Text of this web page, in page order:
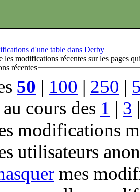
d'une table dans Derby
les modifications récentes sur les pages
récentes
50 | 100 | 250 |
cours des 1 | 3
modifications
utilisateurs
mes